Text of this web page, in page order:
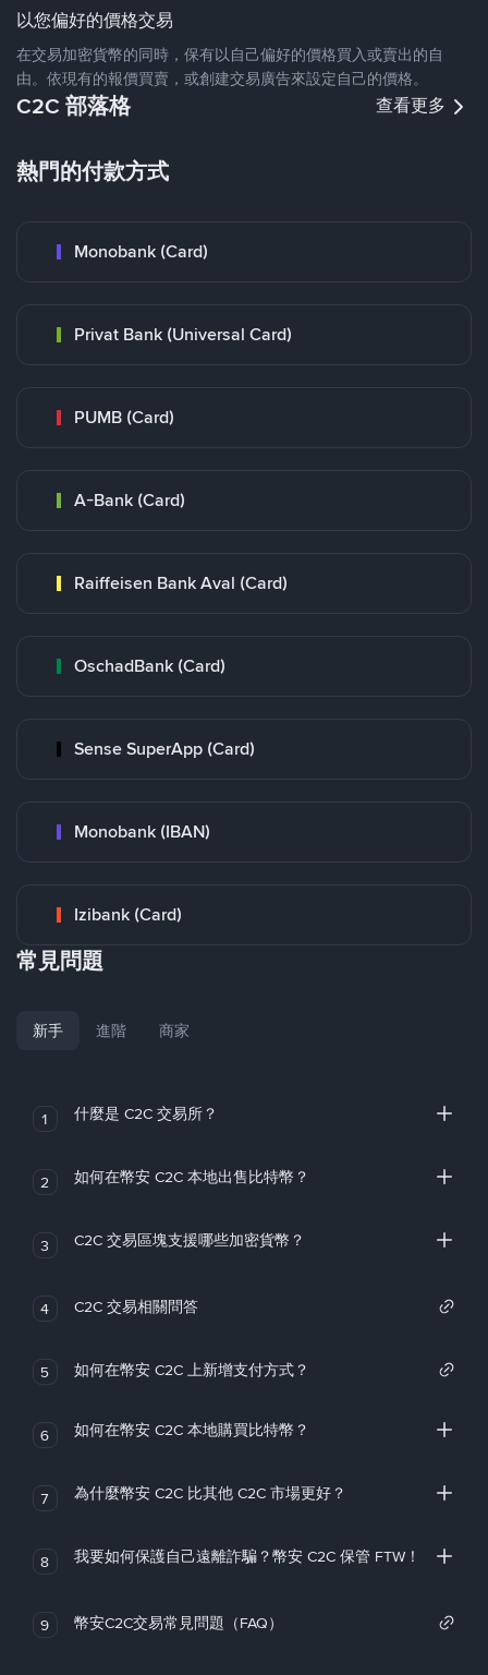
以您偏好的價格交易
在交易加密貨幣的同時，保有以自己偏好的價格買入或賣出的自
由。依現有的報價買賣，或創建交易廣告來設定自己的價格。
C2C 部落格 查看更多
熱門的付款方式
Monobank (Card)
Privat Bank (Universal Card)
PUMB (Card)
A-Bank (Card)
Raiffeisen Bank Aval (Card)
OschadBank (Card)
Sense SuperApp (Card)
Monobank (IBAN)
Izibank (Card)
常見問題
新手 進階 商家
1 什麼是 C2C 交易所？
2 如何在幣安 C2C 本地出售比特幣？
3 C2C 交易區塊支援哪些加密貨幣？
4 C2C 交易相關問答
5 如何在幣安 C2C 上新增支付方式？
6 如何在幣安 C2C 本地購買比特幣？
7 為什麼幣安 C2C 比其他 C2C 市場更好？
8 我要如何保護自己遠離詐騙？幣安 C2C 保管 FTW！
9 幣安C2C交易常見問題（FAQ）